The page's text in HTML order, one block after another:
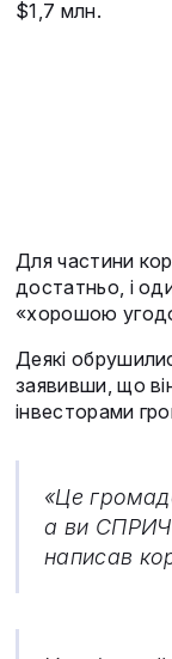
$1,7 млн.
Для частини
достатньо, і
«хорошою
Деякі
заявивши, що
інвесторами
«Це
а ви
написав